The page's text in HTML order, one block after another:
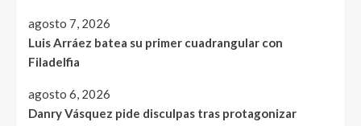
agosto 7, 2026
Luis Arráez batea su primer cuadrangular con
Filadelfia
agosto 6, 2026
Danry Vásquez pide disculpas tras protagonizar